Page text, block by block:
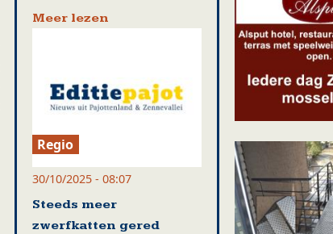
Meer lezen
Regio
30/10/2025 - 08:07
Steeds meer
zwerfkatten gered